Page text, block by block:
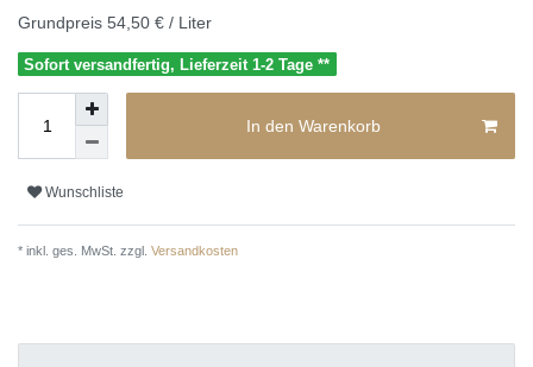
Grundpreis 54,50 € / Liter
Sofort versandfertig, Lieferzeit 1-2 Tage **
In den Warenkorb
Wunschliste
* inkl. ges. MwSt. zzgl. Versandkosten